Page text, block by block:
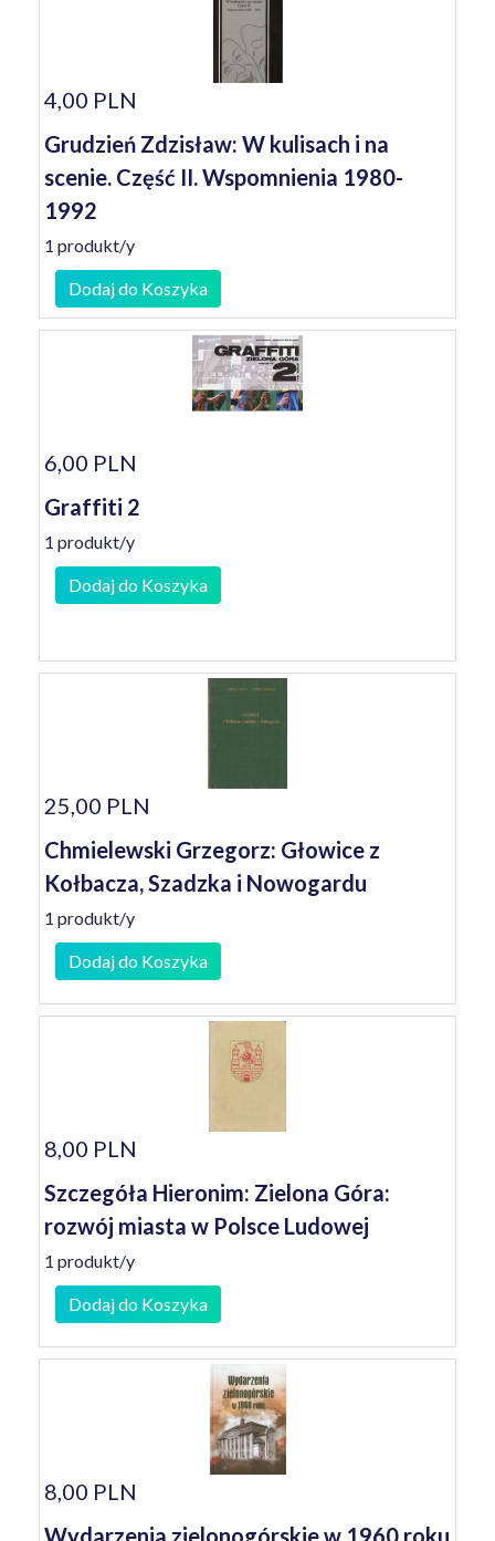
4,00 PLN
Grudzień Zdzisław: W kulisach i na
scenie. Część II. Wspomnienia 1980-
1992
1 produkt/y
Dodaj do Koszyka
6,00 PLN
Graffiti 2
1 produkt/y
Dodaj do Koszyka
25,00 PLN
Chmielewski Grzegorz: Głowice z
Kołbacza, Szadzka i Nowogardu
1 produkt/y
Dodaj do Koszyka
8,00 PLN
Szczegóła Hieronim: Zielona Góra:
rozwój miasta w Polsce Ludowej
1 produkt/y
Dodaj do Koszyka
8,00 PLN
Wydarzenia zielonogórskie w 1960 roku